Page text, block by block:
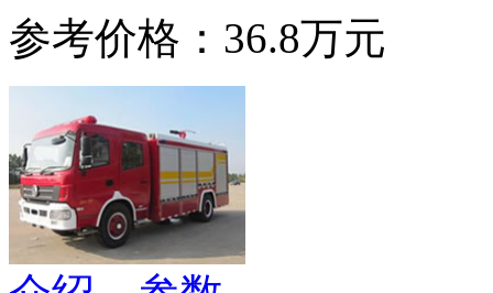
参考价格：36.8万元